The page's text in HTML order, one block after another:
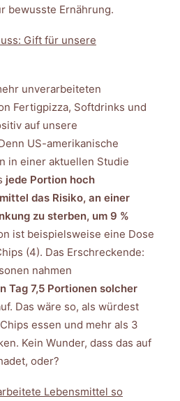
bewusste Ernährung.
Gift für unsere
unverarbeiteten
Fertigpizza, Softdrinks und
auf unsere
US-amerikanische
in einer aktuellen Studie
jede Portion hoch
das Risiko, an einer
zu sterben, um 9 %
ist beispielsweise eine Dose
(4). Das Erschreckende:
nahmen
Tag 7,5 Portionen solcher
Das wäre so, als würdest
essen und mehr als 3
Kein Wunder, dass das auf
oder?
Lebensmittel so